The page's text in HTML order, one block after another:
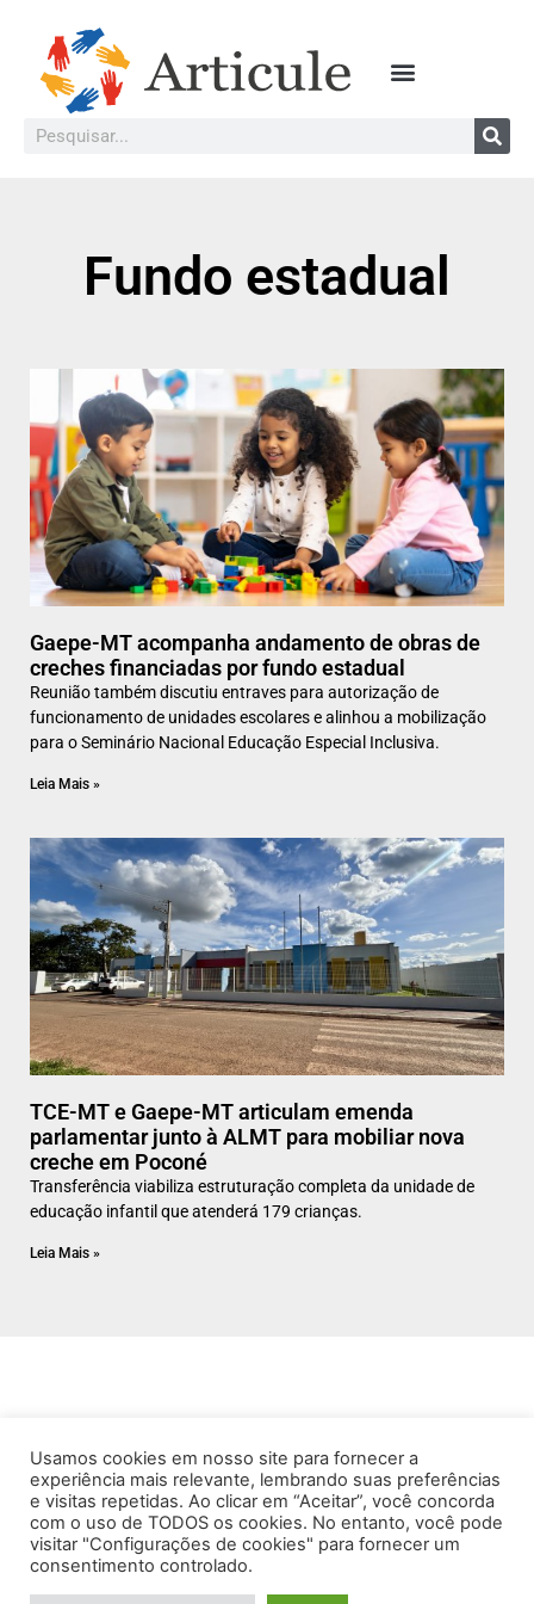
Fundo estadual
Gaepe-MT acompanha andamento de obras de
creches financiadas por fundo estadual
Reunião também discutiu entraves para autorização de
funcionamento de unidades escolares e alinhou a mobilização
para o Seminário Nacional Educação Especial Inclusiva.
Leia Mais »
TCE-MT e Gaepe-MT articulam emenda
parlamentar junto à ALMT para mobiliar nova
creche em Poconé
Transferência viabiliza estruturação completa da unidade de
educação infantil que atenderá 179 crianças.
Leia Mais »
Usamos cookies em nosso site para fornecer a
experiência mais relevante, lembrando suas preferências
e visitas repetidas. Ao clicar em “Aceitar”, você concorda
com o uso de TODOS os cookies. No entanto, você pode
visitar "Configurações de cookies" para fornecer um
consentimento controlado.